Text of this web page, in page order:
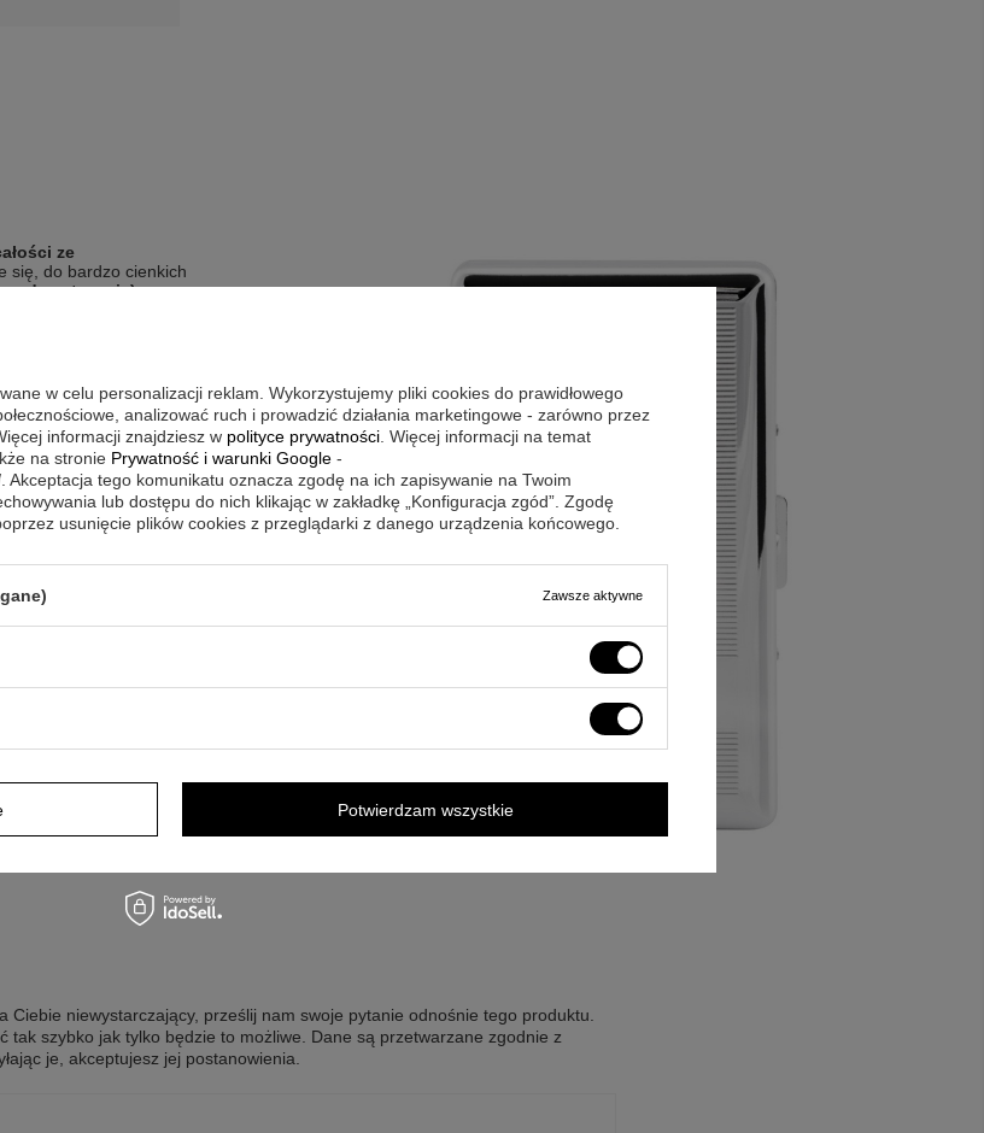
ze
się, do bardzo cienkich
dwustronnie).
rozmiarów, więc
w użytkowaniu, a
nadaje się na prezent.
Ciebie niewystarczający, prześlij nam swoje pytanie odnośnie tego produktu.
tak szybko jak tylko będzie to możliwe. Dane są przetwarzane zgodnie z
je, akceptujesz jej postanowienia.
w celu personalizacji reklam. Wykorzystujemy pliki cookies do prawidłowego
analizować ruch i prowadzić działania marketingowe - zarówno przez
informacji znajdziesz w polityce prywatności . Więcej informacji na temat
na stronie Prywatność i warunki Google -
. Akceptacja tego komunikatu oznacza zgodę na ich zapisywanie na Twoim
lub dostępu do nich klikając w zakładkę „Konfiguracja zgód”. Zgodę
usunięcie plików cookies z przeglądarki z danego urządzenia końcowego.
Zawsze aktywne
Potwierdzam wszystkie